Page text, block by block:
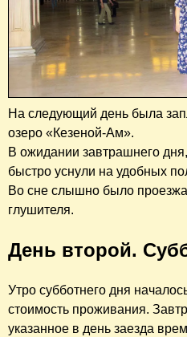
На следующий день была
озеро «Кезеной-Ам».
В ожидании завтрашнего
быстро уснули на удобных
Во сне слышно было
глушителя.
День второй.
Утро субботнего дня
стоимость проживания.
указанное в день заезда